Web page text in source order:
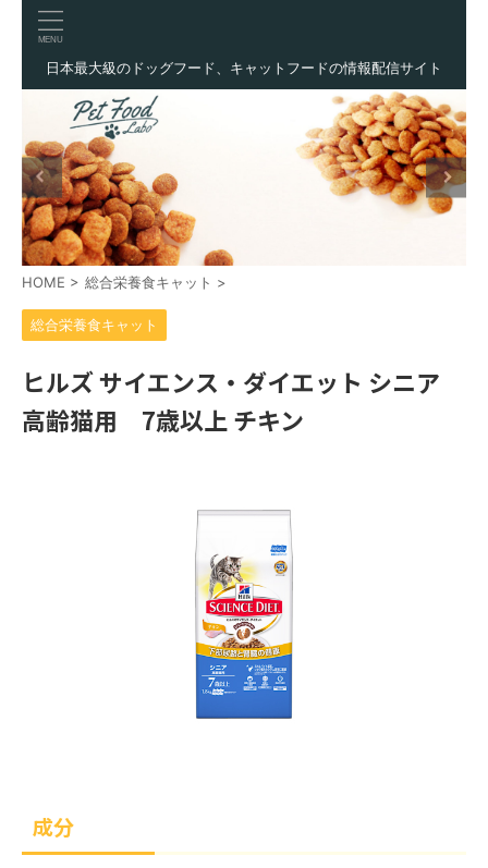
日本最大級のドッグフード、キャットフードの情報配信サイト
HOME > 総合栄養食キャット >
総合栄養食キャット
ヒルズ サイエンス・ダイエット シニア
高齢猫用 7歳以上 チキン
成分